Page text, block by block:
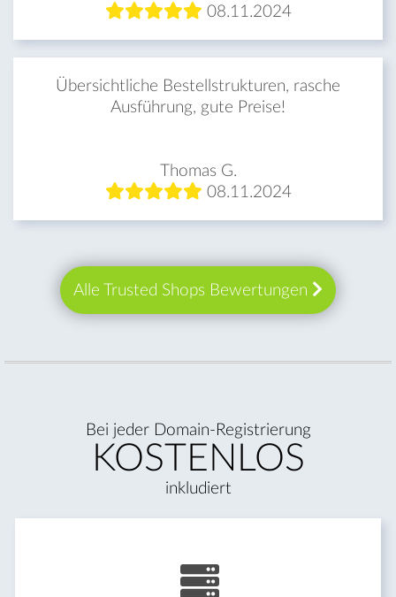
08.11.2024
Übersichtliche Bestellstrukturen, rasche
Ausführung, gute Preise!
Thomas G.
08.11.2024
Alle Trusted Shops Bewertungen
Bei jeder Domain-Registrierung
KOSTENLOS
inkludiert